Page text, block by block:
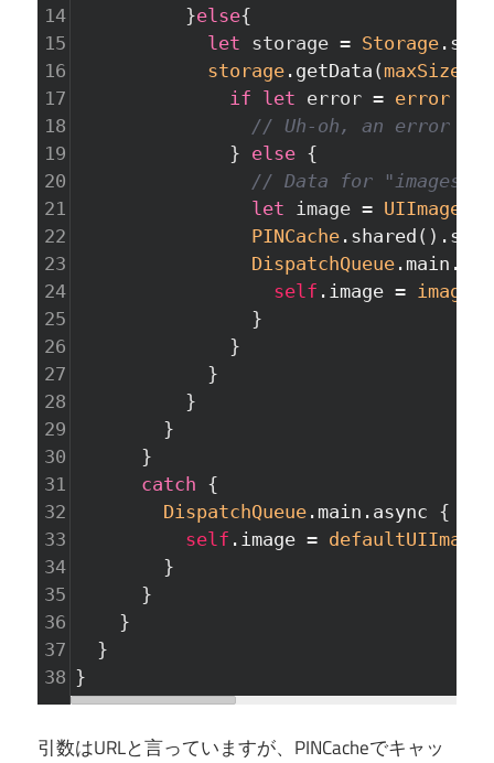
14
}else{
15
let storage = Storage
16
storage .getData ( maxSize
17
if let error = error
18
// Uh-oh, an error
19
} else {
20
// Data for "images/
21
let image = UIImage
22
PINCache .shared ()
23
DispatchQueue
24
self .image = image
25
}
26
}
27
}
28
}
29
}
30
}
31
catch {
32
DispatchQueue .main.async {
33
self .image = defaultUIImage
34
}
35
}
36
}
37
}
38 }
引数はURLと言っていますが、PINCacheでキャッ